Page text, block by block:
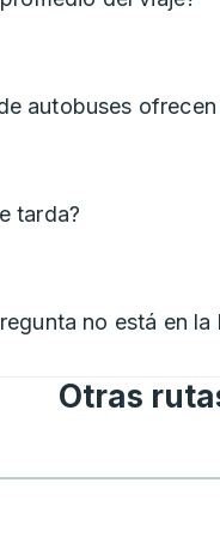
autobuses
tarda?
no está en la
Otras